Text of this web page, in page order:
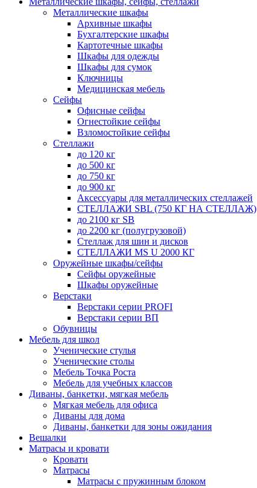
Металлические шкафы
Архивные шкафы
Бухгалтерские шкафы
Картотечные шкафы
Шкафы для одежды
Шкафы для сумок
Ключницы
Медицинская мебель
Сейфы
Офисные сейфы
Огнестойкие сейфы
Взломостойкие сейфы
Стеллажи
до 120 кг
до 500 кг
до 750 кг
до 900 кг
Аксессуары для металлических стеллажей
СТЕЛЛАЖИ SBL (750 КГ НА СТЕЛЛАЖ)
до 2100 кг SB
до 2200 кг (полугрузовой)
Стеллаж для шин и дисков
СТЕЛЛАЖИ MS U 2000 КГ
Оружейные шкафы/сейфы
Сейфы оружейные
Шкафы оружейные
Верстаки
Верстаки серии PROFI
Верстаки серии ВП
Обувницы
Мебель для школ
Ученические стулья
Ученические столы
Мебель Точка Роста
Мебель для учебных классов
Диваны, банкетки, мягкая мебель
Мягкая мебель для офиса
Диваны для дома
Диваны, банкетки для зоны ожидания
Вешалки
Матрасы и кровати
Кровати
Матрасы
Матрасы с пружинным блоком